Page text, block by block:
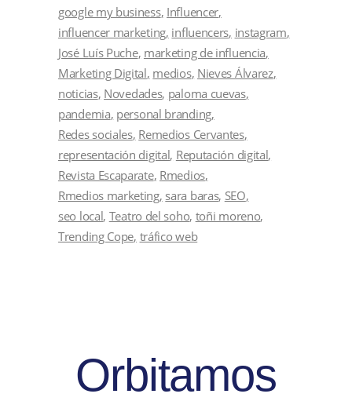
google my business Influencer
influencer marketing influencers instagram
José Luís Puche marketing de influencia
Marketing Digital medios Nieves Álvarez
noticias Novedades paloma cuevas
pandemia personal branding
Redes sociales Remedios Cervantes
representación digital Reputación digital
Revista Escaparate Rmedios
Rmedios marketing sara baras SEO
seo local Teatro del soho toñi moreno
Trending Cope tráfico web
Orbitamos